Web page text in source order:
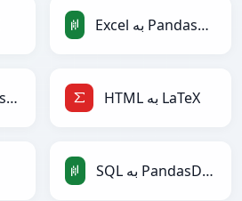
Excel به PandasDataFrame
HTML به PandasDataFrame HTML به LaTeX
SQL به PandasDataFrame